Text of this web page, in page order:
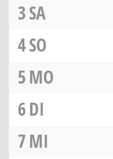
3SA
4SO
5MO
6DI
7MI